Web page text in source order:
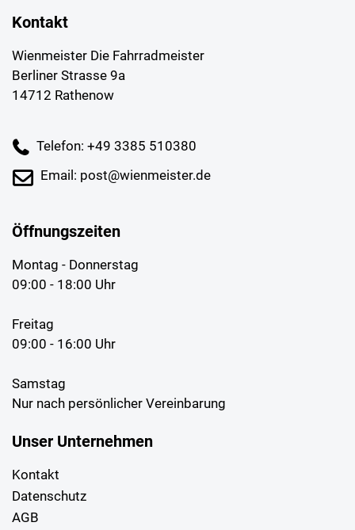
Kontakt
Wienmeister Die Fahrradmeister
Berliner Strasse 9a
14712 Rathenow
Telefon: +49 3385 510380
Email: post@wienmeister.de
Öffnungszeiten
Montag - Donnerstag
09:00 - 18:00 Uhr
Freitag
09:00 - 16:00 Uhr
Samstag
Nur nach persönlicher Vereinbarung
Unser Unternehmen
Kontakt
Datenschutz
AGB